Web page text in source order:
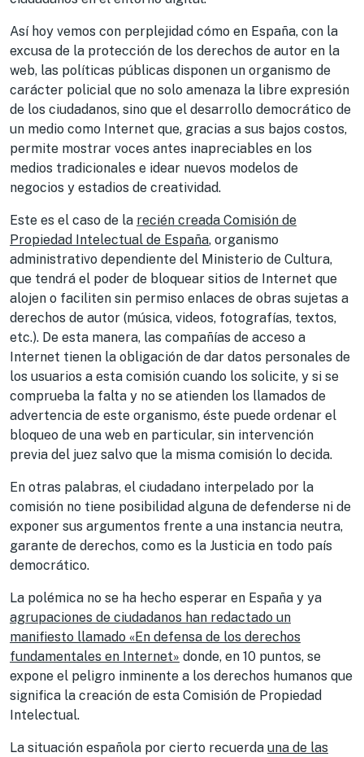
Así hoy vemos con perplejidad cómo en España, con la
excusa de la protección de los derechos de autor en la
web, las políticas públicas disponen un organismo de
carácter policial que no solo amenaza la libre expresión
de los ciudadanos, sino que el desarrollo democrático de
un medio como Internet que, gracias a sus bajos costos,
permite mostrar voces antes inapreciables en los
medios tradicionales e idear nuevos modelos de
negocios y estadios de creatividad.
Este es el caso de la recién creada Comisión de
Propiedad Intelectual de España, organismo
administrativo dependiente del Ministerio de Cultura,
que tendrá el poder de bloquear sitios de Internet que
alojen o faciliten sin permiso enlaces de obras sujetas a
derechos de autor (música, videos, fotografías, textos,
etc.). De esta manera, las compañías de acceso a
Internet tienen la obligación de dar datos personales de
los usuarios a esta comisión cuando los solicite, y si se
comprueba la falta y no se atienden los llamados de
advertencia de este organismo, éste puede ordenar el
bloqueo de una web en particular, sin intervención
previa del juez salvo que la misma comisión lo decida.
En otras palabras, el ciudadano interpelado por la
comisión no tiene posibilidad alguna de defenderse ni de
exponer sus argumentos frente a una instancia neutra,
garante de derechos, como es la Justicia en todo país
democrático.
La polémica no se ha hecho esperar en España y ya
agrupaciones de ciudadanos han redactado un
manifiesto llamado «En defensa de los derechos
fundamentales en Internet» donde, en 10 puntos, se
expone el peligro inminente a los derechos humanos que
significa la creación de esta Comisión de Propiedad
Intelectual.
La situación española por cierto recuerda una de las